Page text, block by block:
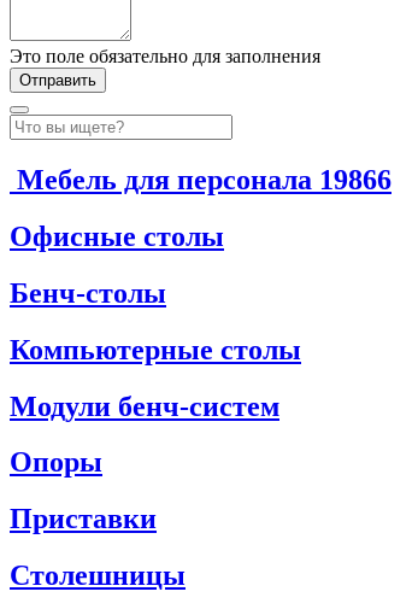
Это поле обязательно для заполнения
Мебель для персонала 19866
Офисные столы
Бенч-столы
Компьютерные столы
Модули бенч-систем
Опоры
Приставки
Столешницы